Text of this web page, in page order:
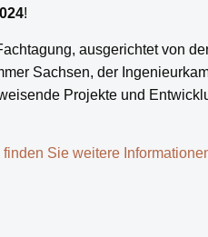
!
ausgerichtet von
Sachsen, der
Projekte und
Sie weitere